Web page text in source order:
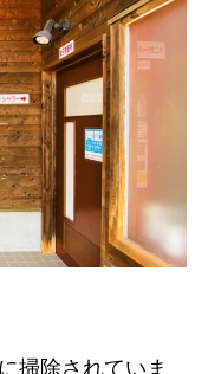
掃除されていま